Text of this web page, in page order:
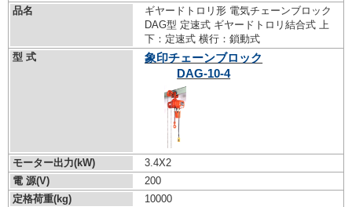
品名
ギヤードトロリ形 電気チェーンブロック
DAG型 定速式 ギヤードトロリ結合式 上
下：定速式 横行：鎖動式
型 式
象印チェーンブロック
DAG-10-4
モーター出力(kW)
3.4X2
電 源(V)
200
定格荷重(kg)
10000